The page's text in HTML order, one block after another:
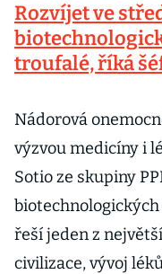
Rozvíjet ve
troufalé, říká
Nádorová
výzvou medicíny i
Sotio ze skupiny
řeší jeden z
civilizace, vývoj